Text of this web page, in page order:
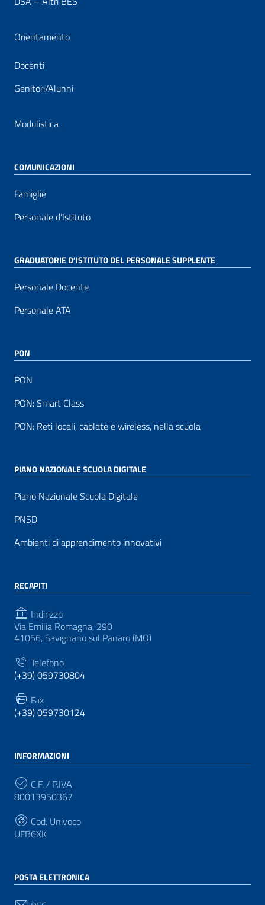
Orientamento
Docenti
Genitori/Alunni
Modulistica
COMUNICAZIONI
Famiglie
Personale d’Istituto
GRADUATORIE D’ISTITUTO DEL PERSONALE SUPPLENTE
Personale Docente
Personale ATA
PON
PON
PON: Smart Class
PON: Reti locali, cablate e wireless, nella scuola
PIANO NAZIONALE SCUOLA DIGITALE
Piano Nazionale Scuola Digitale
PNSD
Ambienti di apprendimento innovativi
RECAPITI
Indirizzo
Via Emilia Romagna, 290
41056, Savignano sul Panaro (MO)
Telefono
(+39) 059730804
Fax
(+39) 059730124
INFORMAZIONI
C.F. / P.IVA
80013950367
Cod. Univoco
UFB6XK
POSTA ELETTRONICA